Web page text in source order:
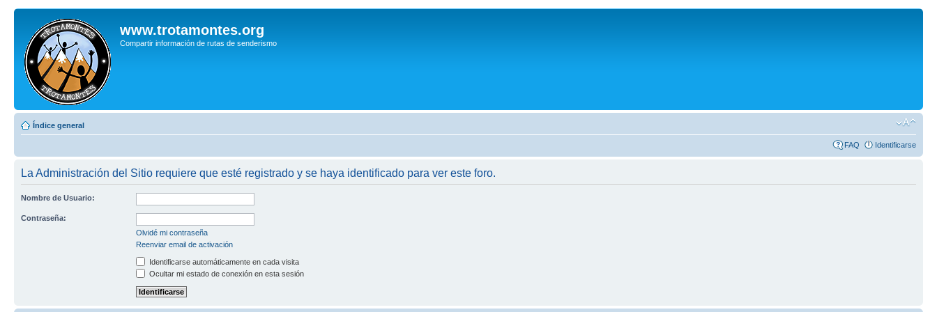
www.trotamontes.org
Compartir información de rutas de senderismo
Índice general
FAQ Identificarse
La Administración del Sitio requiere que esté registrado y se haya identificado para ver este foro.
Nombre de Usuario:
Contraseña:
Olvidé mi contraseña
Reenviar email de activación
Identificarse automáticamente en cada visita
Ocultar mi estado de conexión en esta sesión